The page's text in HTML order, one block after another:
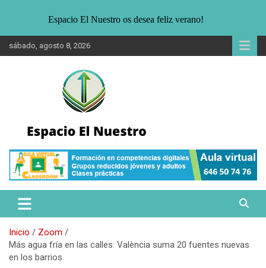
Saltar
al
sábado, agosto 8, 2026
Espacio El Nuestro
público joven interesado en la ecología, medio ambiente y formas
alternativas de vida.
Inicio
Zoom
Más agua fría en las calles: València suma 20 fuentes nuevas
en los barrios
Espacio El Nuestro os desea feliz verano!